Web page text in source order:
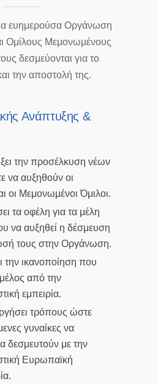
ευημερούσα Οργάνωση
Ομίλους Μεμονωμένους
δεσμεύονται για το
την αποστολή της.
Ανάπτυξης &
την προσέλκυση νέων
να αυξηθούν οι
οι Μεμονωμένοι Όμιλοι.
τα οφέλη για τα μέλη
να αυξηθεί η δέσμευση
τους στην Οργάνωση.
την ικανοποίηση που
από την
εμπειρία.
τρόπους ώστε
γυναίκες να
δεσμευτούν με την
Ευρωπαϊκή